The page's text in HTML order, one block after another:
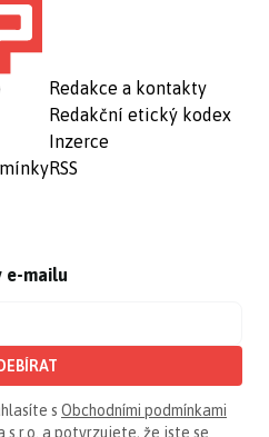
Redakce a kontakty
Redakční etický kodex
Inzerce
RSS
e-mailu
s Obchodními podmínkami
a potvrzujete, že jste se